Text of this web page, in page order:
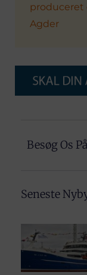
produceret
Agder
Besøg Os På
Seneste